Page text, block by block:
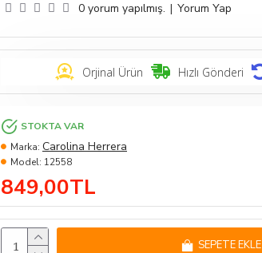
Orjinal Ürün Hızlı Gönderi
0 yorum yapılmış. | Yorum Yap
849,00TL
STOKTA VAR
Marka: Carolina Herrera
Model: 12558
SEPETE EKLE